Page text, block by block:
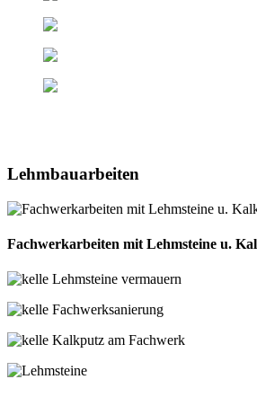
Lehmbauarbeiten
Fachwerkarbeiten mit Lehmsteine u.
Lehmsteine vermauern
Fachwerksanierung
Kalkputz am Fachwerk